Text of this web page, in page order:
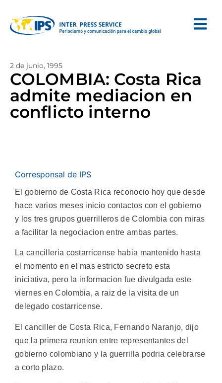
2 de junio, 1995
COLOMBIA: Costa Rica
admite mediacion en
conflicto interno
Corresponsal de IPS
El gobierno de Costa Rica reconocio hoy que desde
hace varios meses inicio contactos con el gobierno
y los tres grupos guerrilleros de Colombia con miras
a facilitar la negociacion entre ambas partes.
La cancilleria costarricense habia mantenido hasta
el momento en el mas estricto secreto esta
iniciativa, pero la informacion fue divulgada este
viernes en Colombia, a raiz de la visita de un
delegado costarricense.
El canciller de Costa Rica, Fernando Naranjo, dijo
que la primera reunion entre representantes del
gobierno colombiano y la guerrilla podria celebrarse
a corto plazo.